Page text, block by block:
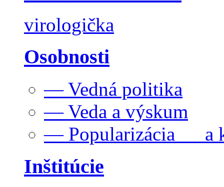
virologička
Osobnosti
— Vedná politika
— Veda a výskum
— Popularizácia a
Inštitúcie